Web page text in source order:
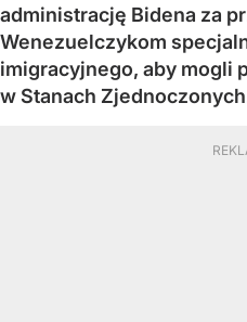
administrację Bidena za
Wenezuelczykom
imigracyjnego, aby mogli
w Stanach